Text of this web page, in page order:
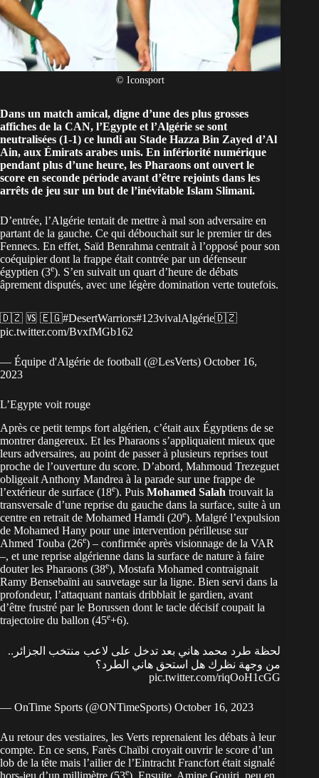
© Iconsport
Dans un match amical, digne d’une des plus grosses
affiches de la CAN, l’Egypte et l’Algérie se sont
neutralisées (1-1) ce lundi au Stade Hazza Bin Zayed d’Al
Ain, aux Émirats arabes unis. En infériorité numérique
pendant plus d’une heure, les Pharaons ont ouvert le
score en seconde période avant d’être rejoints dans les
arrêts de jeu sur un but de l’inévitable Islam Slimani.
D’entrée, l’Algérie tentait de mettre à mal son adversaire en
partant de la gauche. Ce qui débouchait sur le premier tir des
Fennecs. En effet, Saïd Benrahma centrait à l’opposé pour son
coéquipier dont la frappe était contrée par un défenseur
égyptien (3e). S’en suivait un quart d’heure de débats
âprement disputés, avec une légère domination verte toutefois.
🇩🇿 🆚 🇪🇬#DesertWarriors#123vivalAlgérie🇩🇿
pic.twitter.com/BvxfMGb162
— Équipe d'Algérie de football (@LesVerts) October 16,
2023
L’Egypte voit rouge
Après ce petit temps fort algérien, c’était aux Égyptiens de se
montrer dangereux. Et les Pharaons s’appliquaient mieux que
leurs adversaires, au point de passer à plusieurs reprises tout
proche de l’ouverture du score. D’abord, Mahmoud Trezeguet
obligeait Anthony Mandrea à la parade sur une frappe de
l’extérieur de surface (18e). Puis Mohamed Salah trouvait la
transversale d’une reprise du gauche dans la surface, suite à un
centre en retrait de Mohamed Hamdi (20e). Malgré l’expulsion
de Mohamed Hany pour une intervention périlleuse sur
Ahmed Touba (26e) – confirmée après visionnage de la VAR
–, et une reprise algérienne dans la surface de nature à faire
douter les Pharaons (38e), Mostafa Mohamed contraignait
Ramy Bensebaïni au sauvetage sur la ligne. Bien servi dans la
profondeur, l’attaquant nantais dribblait le gardien, avant
d’être frustré par le Borussen dont le tacle décisif coupait la
trajectoire du ballon (45e+6).
لحظة طرد محمد هاني بعد تدخل على لاعب منتخب الجزائر..
من وجهة نظرك هل استحق هاني الطرد؟
pic.twitter.com/riqOoH1cGG
— OnTime Sports (@ONTimeSports) October 16, 2023
Au retour des vestiaires, les Verts reprenaient les débats à leur
compte. En ce sens, Farès Chaïbi croyait ouvrir le score d’un
lob de la tête mais l’ailier de l’Eintracht Francfort était signalé
hors-jeu d’un millimètre (53e). Ensuite, Amine Gouiri, peu en